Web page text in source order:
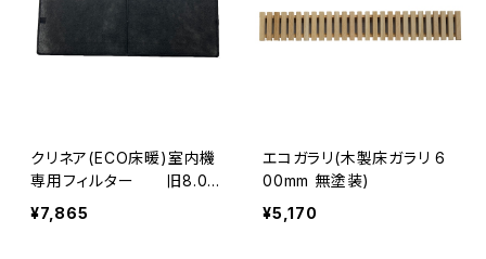
クリネア(ECO床暖)室内機
専用フィルター 旧8.0k
Wタイプ
¥7,865
エコガラリ(木製床ガラリ 6
00mm 無塗装)
¥5,170